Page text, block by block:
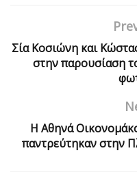
Σία Κοσιώνη και
στην παρουσίαση
Η Αθηνά
παντρεύτηκαν στην